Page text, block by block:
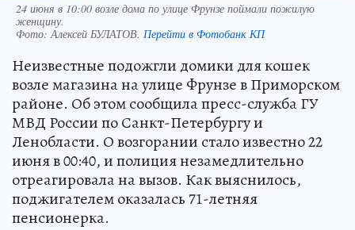
24 июня в 10:00 возле дома по улице Фрунзе поймали пожилую
женщину.
Фото:Алексей БУЛАТОВ. Перейти в Фотобанк КП
Неизвестные подожгли домики для кошек
возле магазина на улице Фрунзе в Приморском
районе. Об этом сообщила пресс-служба ГУ
МВД России по Санкт-Петербургу и
Ленобласти. О возгорании стало известно 22
июня в 00:40, и полиция незамедлительно
отреагировала на вызов. Как выяснилось,
поджигателем оказалась 71-летняя
пенсионерка.